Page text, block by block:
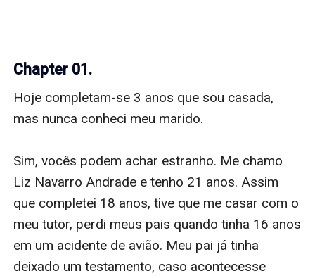
Chapter 01.
Hoje completam-se 3 anos que sou casada,
mas nunca conheci meu marido.
Sim, vocês podem achar estranho. Me chamo
Liz Navarro Andrade e tenho 21 anos. Assim
que completei 18 anos, tive que me casar com o
meu tutor, perdi meus pais quando tinha 16 anos
em um acidente de avião. Meu pai já tinha
deixado um testamento, caso acontecesse